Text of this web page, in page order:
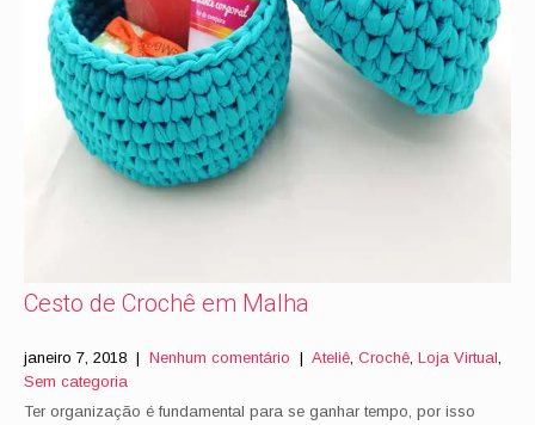
Cesto de Crochê em Malha
janeiro 7, 2018 | Nenhum comentário | Ateliê, Crochê, Loja Virtual,
Sem categoria
Ter organização é fundamental para se ganhar tempo, por isso